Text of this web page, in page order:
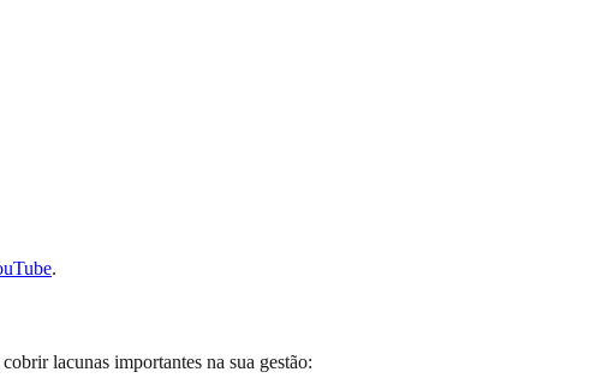
.
lacunas importantes na sua gestão: